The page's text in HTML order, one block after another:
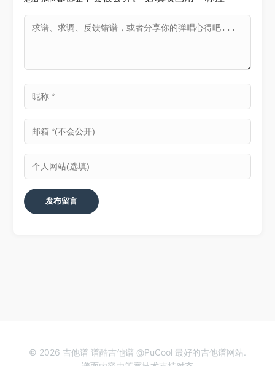
© 2026 吉他谱 谱酷吉他谱 @PuCool 最好的吉他谱网站.